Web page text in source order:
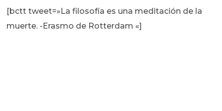
[bctt tweet=»La filosofía es una meditación de la
muerte. -Erasmo de Rotterdam «]